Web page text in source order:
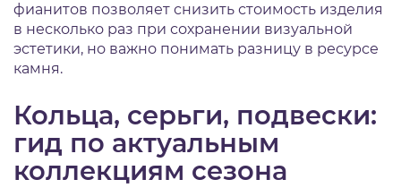
фианитов позволяет снизить стоимость изделия
в несколько раз при сохранении визуальной
эстетики, но важно понимать разницу в ресурсе
камня.
Кольца, серьги, подвески:
гид по актуальным
коллекциям сезона